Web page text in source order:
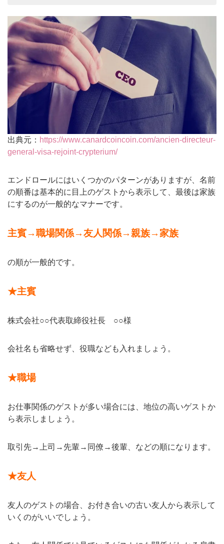
出典元： https://www.canardcoincoin.com/ancien-directeur-
general-visa-rejoint-crypterium/
エンドロールにはいくつかのパターンがありますが、名前
の順番は基本的に目上のゲストから表示して、最後は家族
にするのが一般的なマナーです。
主賓→職場関係→友人関係→親族→家族
の順が一般的です。
★主賓
株式会社○○代表取締役社長 ○○様
会社名も省略せず、役職なども入れましょう。
★職場
お仕事関係のゲストが多い場合には、地位の高いゲストか
ら表示しましょう。
取引先→上司→先輩→同僚→後輩、などの順になります。
★友人
友人のゲストの場合、お付き合いの古い友人から表示して
いくのがいいでしょう。